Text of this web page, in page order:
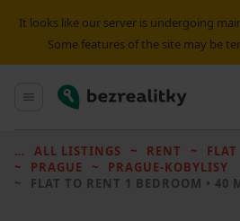
It looks like our server is undergoing
Some features of the site may be
Main menu
Bezrealitky
ALL LISTINGS RENT
FLAT
PRAGUE
PRAGUE-KOBYLISY
FLAT TO RENT 1 BEDROOM • 40 M² WITHOUT